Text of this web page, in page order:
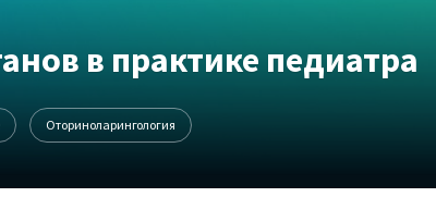
в практике педиатра
Оториноларингология